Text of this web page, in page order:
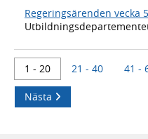
Regeringsärenden vecka
1 - 20 21 - 40 41 -
Nästa